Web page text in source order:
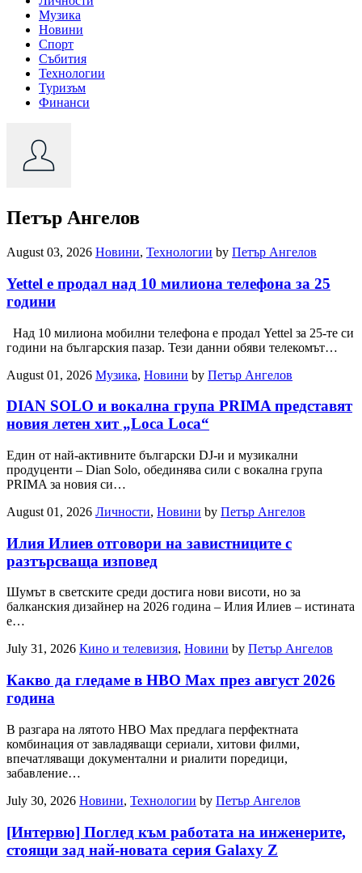
Музика
Новини
Спорт
Събития
Технологии
Туризъм
Финанси
Петър Ангелов
August 03, 2026 Новини, Технологии by Петър Ангелов
Yettel е продал над 10 милиона телефона за 25
години
Над 10 милиона мобилни телефона е продал Yettel за 25-те си
години на българския пазар. Тези данни обяви телекомът…
August 01, 2026 Музика, Новини by Петър Ангелов
DIAN SOLO и вокална група PRIMA представят
новия летен хит „Loca Loca“
Един от най-активните български DJ-и и музикални
продуценти – Dian Solo, обединява сили с вокална група
PRIMA за новия си…
August 01, 2026 Личности, Новини by Петър Ангелов
Илия Илиев отговори на завистниците с
разтърсваща изповед
Шумът в светските среди достига нови висоти, но за
балканския дизайнер на 2026 година – Илия Илиев – истината
е…
July 31, 2026 Кино и телевизия, Новини by Петър Ангелов
Какво да гледаме в HBO Max през август 2026
година
В разгара на лятото HBO Max предлага перфектната
комбинация от завладяващи сериали, хитови филми,
впечатляващи документални и риалити поредици,
забавление…
July 30, 2026 Новини, Технологии by Петър Ангелов
[Интервю] Поглед към работата на инженерите,
стоящи зад най-новата серия Galaxy Z